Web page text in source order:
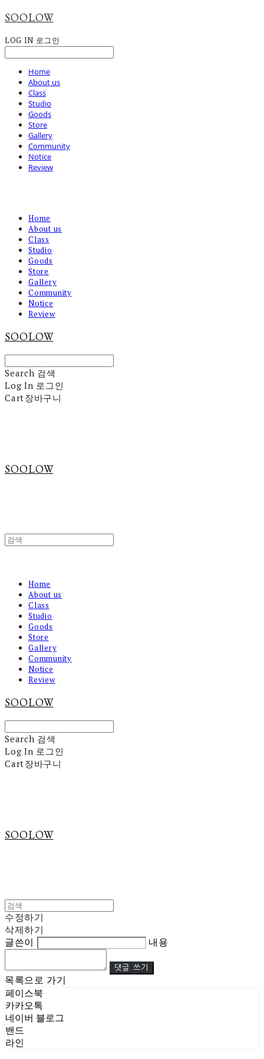
SOOLOW
LOG IN 로그인
Home
About us
Class
Studio
Goods
Store
Gallery
Community
Notice
Review
Home
About us
Class
Studio
Goods
Store
Gallery
Community
Notice
Review
SOOLOW
Search 검색
Log In 로그인
Cart장바구니
SOOLOW
Home
About us
Class
Studio
Goods
Store
Gallery
Community
Notice
Review
SOOLOW
Search 검색
Log In 로그인
Cart장바구니
SOOLOW
수정하기
삭제하기
글쓴이
내용
댓글 쓰기
목록으로 가기
페이스북
카카오톡
네이버 블로그
밴드
라인